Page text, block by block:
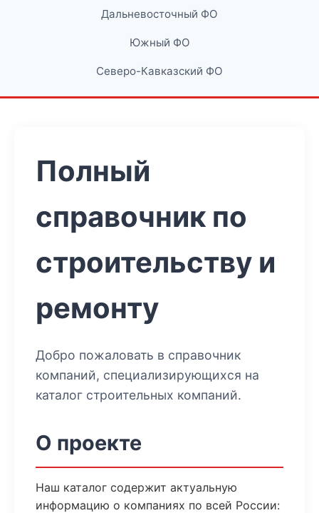
Дальневосточный ФО
Южный ФО
Северо-Кавказский ФО
Полный
справочник по
строительству и
ремонту
Добро пожаловать в справочник
компаний, специализирующихся на
каталог строительных компаний.
О проекте
Наш каталог содержит актуальную
информацию о компаниях по всей России: